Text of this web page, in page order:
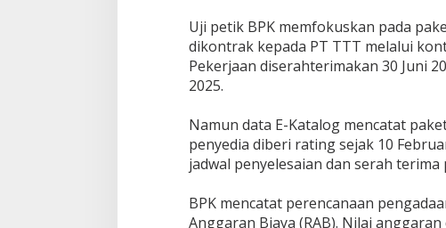
Uji petik BPK memfokuskan pada
dikontrak kepada PT TTT melalui
Pekerjaan diserahterimakan 30 Juni
2025.
Namun data E-Katalog mencatat
penyedia diberi rating sejak 10
jadwal penyelesaian dan serah terima
BPK mencatat perencanaan
Anggaran Biaya (RAB). Nilai